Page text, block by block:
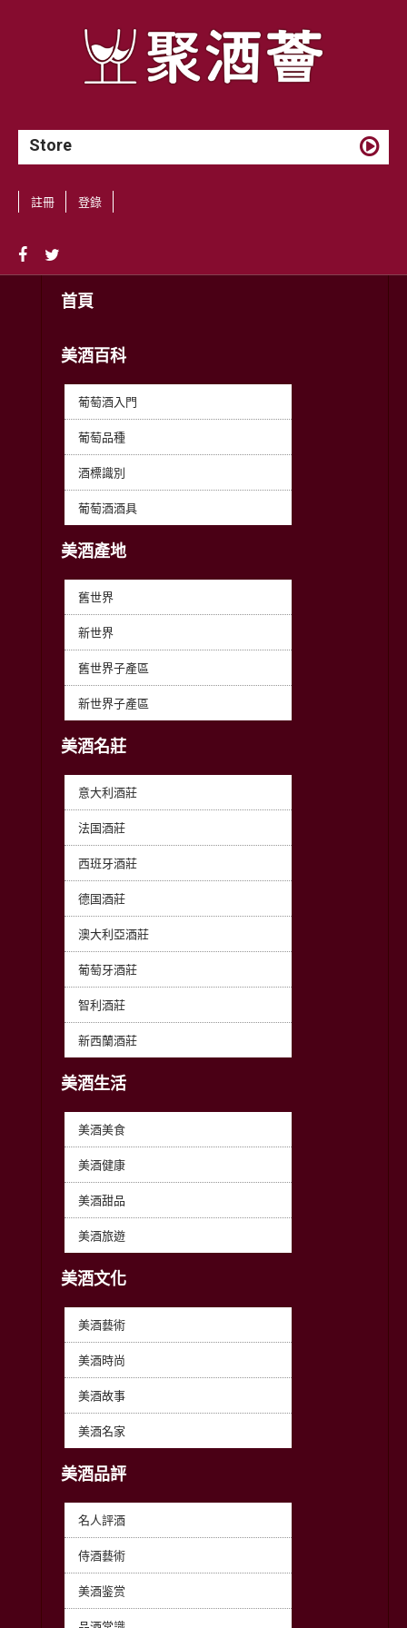
Store
註冊 登錄
首頁
美酒百科
葡萄酒入門
葡萄品種
酒標識別
葡萄酒酒具
美酒產地
舊世界
新世界
舊世界子產區
新世界子產區
美酒名莊
意大利酒莊
法国酒莊
西班牙酒莊
德国酒莊
澳大利亞酒莊
葡萄牙酒莊
智利酒莊
新西蘭酒莊
美酒生活
美酒美食
美酒健康
美酒甜品
美酒旅遊
美酒文化
美酒藝術
美酒時尚
美酒故事
美酒名家
美酒品評
名人評酒
侍酒藝術
美酒鉴赏